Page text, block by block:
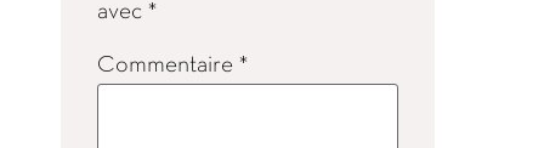
avec*
Commentaire *